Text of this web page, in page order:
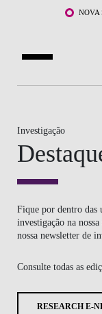
Saltar para o conteúdo principal
NOVA
CURSOS
DOCENTES E
COMUNIDADE
LIFE AT NOVA SBE
Investigação
Fique por dentro das
investigação na
nossa newsletter de
Consulte todas as
RESEARCH E-